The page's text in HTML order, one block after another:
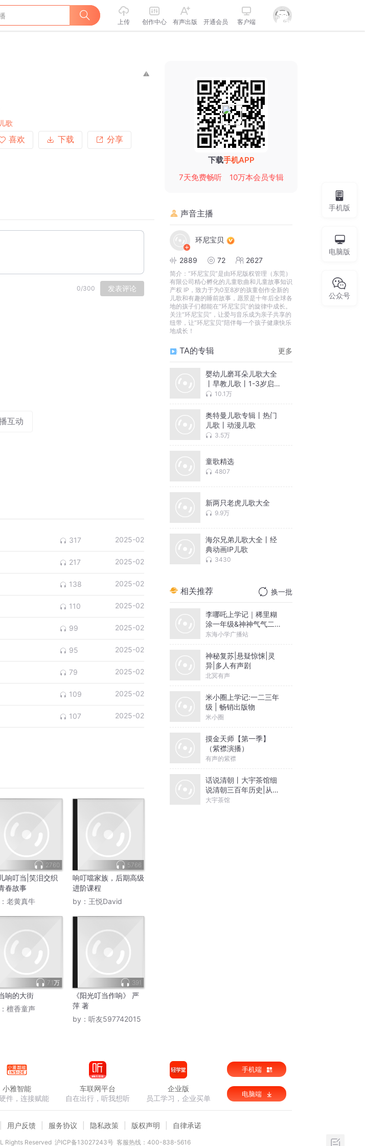
上传 创作中心 有声出版 开通会员 客户端
歌
喜欢
下载 分享
0/300 发表评论
互动
317 2025-02
217 2025-02
138 2025-02
110 2025-02
99 2025-02
95 2025-02
79 2025-02
109 2025-02
107 2025-02
2760
响叮当|笑泪交织
春故事
老黄真牛
5766
响叮噹家族，后期高级
进阶课程
by： 王悦David
7.1万
响的大街
檀香童声
391
《阳光叮当作响》 严
萍 著
by： 听友597742015
下载手机APP
7天免费畅听
10万本会员专辑
声音主播
环尼宝贝
2889 72 2627
简介： “环尼宝贝”是由环尼版权管理（东莞）
有限公司精心孵化的儿童歌曲和儿童故事知识
产权 IP，致力于为0至8岁的孩童创作全新的
儿歌和有趣的睡前故事，愿景是十年后全球各
地的孩子们都能在“环尼宝贝”的旋律中成长。
关注“环尼宝贝”，让爱与音乐成为亲子共享的
纽带，让“环尼宝贝”陪伴每一个孩子健康快乐
地成长！
TA的专辑 更多
婴幼儿磨耳朵儿歌大全
丨早教儿歌丨1-3岁启蒙
儿歌10.1万
奥特曼儿歌专辑丨热门
儿歌丨动漫儿歌
3.5万
童歌精选
4807
新两只老虎儿歌大全
9.9万
海尔兄弟儿歌大全丨经
典动画IP儿歌
3430
相关推荐 换一批
李哪吒上学记｜稀里糊
涂一年级&神神气气二年
级
东海小学广播站
神秘复苏|悬疑惊悚|灵
异|多人有声剧
北冥有声
米小圈上学记:一二三年
级 | 畅销出版物
米小圈
摸金天师【第一季】
（紫襟演播）
有声的紫襟
话说清朝丨大宇茶馆细
说清朝三百年历史|从努
尔哈赤到末代皇帝溥仪|
大宇茶馆
手机版
电脑版
公众号
小雅智能
件，连接赋能
车联网平台
自在出行，听我想听
企业版
员工学习，企业买单
手机端
电脑端
用户反馈 服务协议 隐私政策 版权声明 自律承诺
Rights Reserved 沪ICP备13027243号 客服热线：400-838-5616